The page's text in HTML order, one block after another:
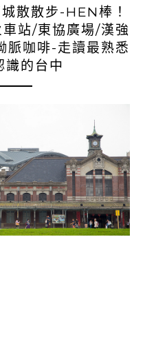
散散步-HEN棒！
站/東協廣場/漢強
脈咖啡-走讀最熟悉
識的台中